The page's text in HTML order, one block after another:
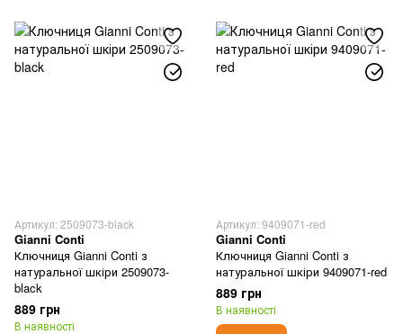
Артикул: 2509073-black
Gianni Conti
Ключниця Gianni Conti з
натуральної шкіри 2509073-
black
889 грн
В наявності
Артикул: 9409071-red
Gianni Conti
Ключниця Gianni Conti з
натуральної шкіри 9409071-red
889 грн
В наявності